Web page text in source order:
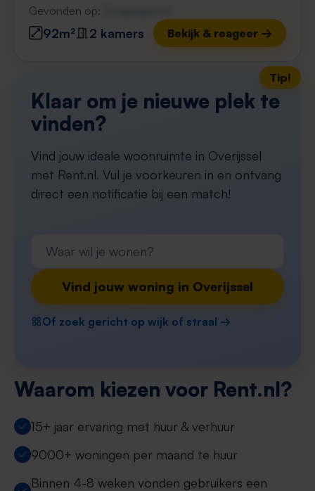
Gevonden op:
92m² 2 kamers Bekijk & reageer →
Tip!
Klaar om je nieuwe plek te
vinden?
Vind jouw ideale woonruimte in Overijssel
met Rent.nl. Vul je voorkeuren in en ontvang
direct een notificatie bij een match!
Vind jouw woning in Overijssel
Of zoek gericht op wijk of straal →
Waarom kiezen voor Rent.nl?
15+ jaar ervaring met huur & verhuur
9000+ woningen per maand te huur
Binnen 4-8 weken vonden gebruikers een